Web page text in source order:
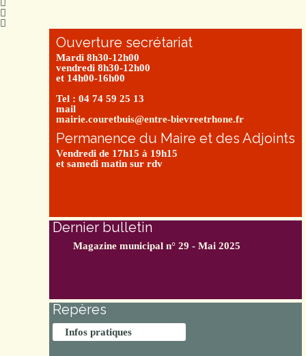
Ouverture secrétariat
Mardi 8h30-12h00
vendredi 8h30-12h00
et 14h00-16h00
Tel : 04 74 59 25 13
mail
mairie.couretbuis@entre-bievreetrhone.fr
Permanence du Maire et des Adjoints
Vendredi de 17h15 à 19h15
et samedi matin sur rdv
Dernier bulletin
Magazine municipal n° 29 - Mai 2025
Repères
Infos pratiques